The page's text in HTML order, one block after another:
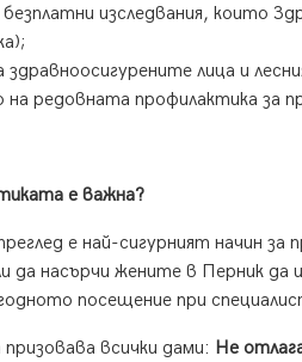
изследвания, които
лица и
редовната профилактика за
е важна?
е най-сигурният начин
да насърчи жените в Перник да
посещение при
всички дами: Не